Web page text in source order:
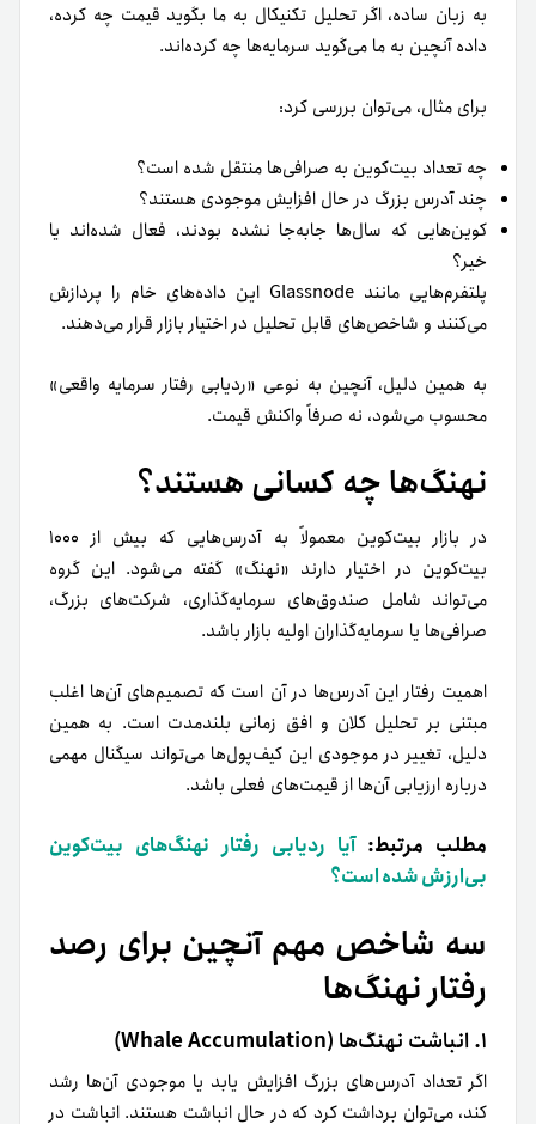
به زبان ساده، اگر تحلیل تکنیکال به ما بگوید قیمت چه کرده،
داده آنچین به ما می‌گوید سرمایه‌ها چه کرده‌اند.
برای مثال، می‌توان بررسی کرد:
چه تعداد بیت‌کوین به صرافی‌ها منتقل شده است؟
چند آدرس بزرگ در حال افزایش موجودی هستند؟
کوین‌هایی که سال‌ها جابه‌جا نشده بودند، فعال شده‌اند یا
خیر؟
پلتفرم‌هایی مانند Glassnode این داده‌های خام را پردازش
می‌کنند و شاخص‌های قابل تحلیل در اختیار بازار قرار می‌دهند.
به همین دلیل، آنچین به نوعی «ردیابی رفتار سرمایه واقعی»
محسوب می‌شود، نه صرفاً واکنش قیمت.
نهنگ‌ها چه کسانی هستند؟
در بازار بیت‌کوین معمولاً به آدرس‌هایی که بیش از ۱۰۰۰
بیت‌کوین در اختیار دارند «نهنگ» گفته می‌شود. این گروه
می‌تواند شامل صندوق‌های سرمایه‌گذاری، شرکت‌های بزرگ،
صرافی‌ها یا سرمایه‌گذاران اولیه بازار باشد.
اهمیت رفتار این آدرس‌ها در آن است که تصمیم‌های آن‌ها اغلب
مبتنی بر تحلیل کلان و افق زمانی بلندمدت است. به همین
دلیل، تغییر در موجودی این کیف‌پول‌ها می‌تواند سیگنال مهمی
درباره ارزیابی آن‌ها از قیمت‌های فعلی باشد.
مطلب مرتبط:آیا ردیابی رفتار نهنگ‌های بیت‌کوین
بی‌ارزش شده‌ است؟
سه شاخص مهم آنچین برای رصد
رفتار نهنگ‌ها
۱. انباشت نهنگ‌ها (Whale Accumulation)
اگر تعداد آدرس‌های بزرگ افزایش یابد یا موجودی آن‌ها رشد
کند، می‌توان برداشت کرد که در حال انباشت هستند. انباشت در